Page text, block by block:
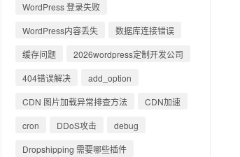
WordPress 登录失败
WordPress内容丢失
数据库连接错误
缓存问题
2026wordpress定制开发公司
404错误解决
add_option
CDN 图片加载异常排查方法
CDN加速
cron
DDoS攻击
debug
Dropshipping 需要哪些插件